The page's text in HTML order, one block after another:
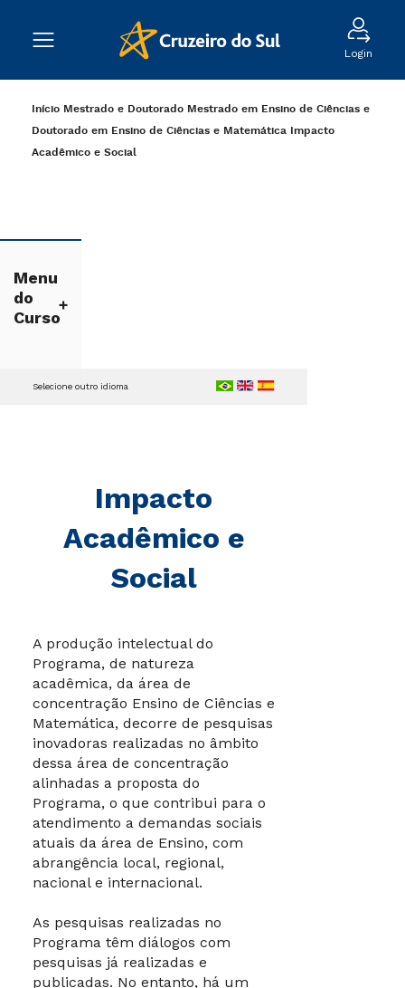
Login
Início Mestrado e Doutorado Mestrado em Ensino de Ciências e
Doutorado em Ensino de Ciências e Matemática Impacto
Acadêmico e Social
Menu
do
Curso
Impacto
Acadêmico e
Social
Selecione outro idioma
A produção intelectual do
Programa, de natureza
acadêmica, da área de
concentração Ensino de Ciências e
Matemática, decorre de pesquisas
inovadoras realizadas no âmbito
dessa área de concentração
alinhadas a proposta do
Programa, o que contribui para o
atendimento a demandas sociais
atuais da área de Ensino, com
abrangência local, regional,
nacional e internacional.
As pesquisas realizadas no
Programa têm diálogos com
pesquisas já realizadas e
publicadas. No entanto, há um